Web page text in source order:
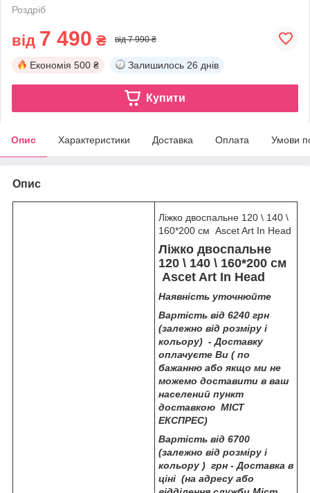
Роздріб
від 7 490 ₴ від 7 990 ₴
Економія 500 ₴ Залишилось 26 днів
Купити
Опис Характеристики Доставка Оплата Умови
Опис
Ліжко двоспальне 120 \ 140 \
160*200 см Ascet Art In Head
Ліжко двоспальне
120 \ 140 \ 160*200 см
Ascet Art In Head
Наявність уточнюйте
Вартість від 6240 грн
(залежно від розміру і
кольору) - Доставку
оплачуєте Ви ( по
бажанню або якщо ми не
можемо доставити в ваш
населений пункт
доставкою МІСТ
ЕКСПРЕС)
Вартість від 6700
(залежно від розміру і
кольору ) грн - Доставка в
ціні (на адресу або